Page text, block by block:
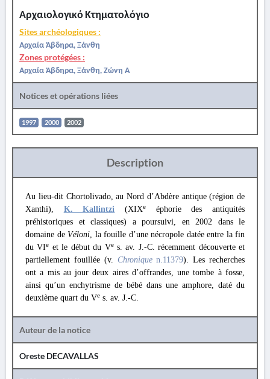
Αρχαιολογικό Κτηματολόγιο
Sites archéologiques :
Αρχαία Άβδηρα, Ξάνθη
Zones protégées :
Αρχαία Άβδηρα, Ξάνθη, Ζώνη Α
Notices et opérations liées
1997 2000 2002
Description
Au lieu-dit Chortolivado, au Nord d’Abdère antique (région de
Xanthi), K. Kallintzi (XIXe
éphorie des antiquités
préhistoriques et classiques) a poursuivi, en 2002 dans le
domaine de Véloni, la fouille d’une nécropole datée entre la fin
du VIe et le début du Ves. av. J.-C. récemment découverte et
partiellement fouillée (v. Chroniquen.11379). Les recherches
ont a mis au jour deux aires d’offrandes, une tombe à fosse,
ainsi qu’un enchytrisme de bébé dans une amphore, daté du
deuxième quart du Ve s. av. J.-C.
Auteur de la notice
Oreste DECAVALLAS